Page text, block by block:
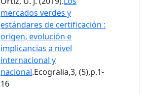
mercados verdes y
estándares de certificación :
origen, evolución e
implicancias a nivel
internacional y
nacional.Ecogralia,3, (5),p.1-
16